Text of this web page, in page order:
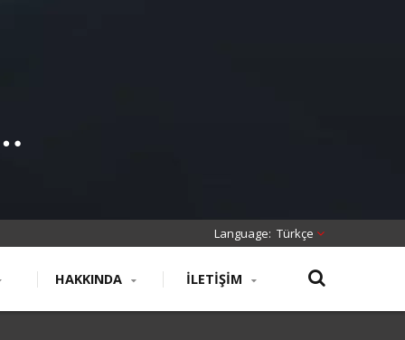
Türkçe
HAKKINDA İLETIŞIM